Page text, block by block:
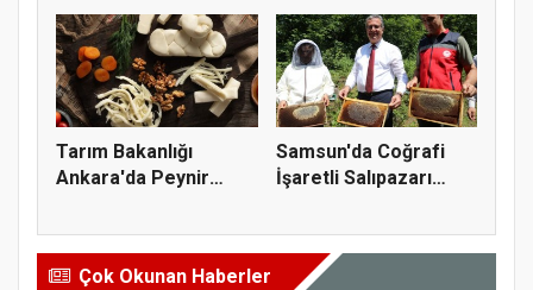
Tarım Bakanlığı
Ankara'da Peynir
Samsun'da Coğrafi
İşaretli Salıpazarı
Çok Okunan Haberler